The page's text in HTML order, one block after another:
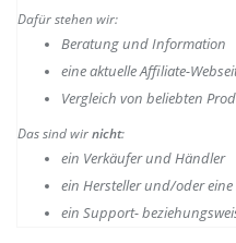
Dafür stehen wir:
Beratung und Information
eine aktuelle Affiliate-
Vergleich von beliebten
Das sind wirnicht:
ein Verkäufer und Händler
ein Hersteller und/oder
ein Support-